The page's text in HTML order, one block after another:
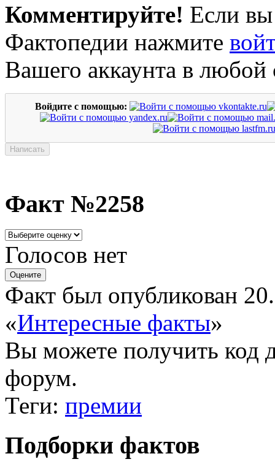
Комментируйте! Если вы
Фактопедии нажмите
Вашего аккаунта в любой
Войдите с помощью:
Факт №2258
Голосов нет
Факт был опубликован
«Интересные факты»
Вы можете получить код
форум.
Теги: премии
Подборки фактов